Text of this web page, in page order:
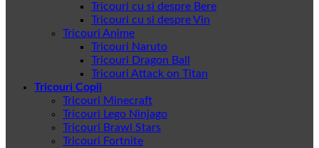
Tricouri cu si despre Bere
Tricouri cu si despre Vin
Tricouri Anime
Tricouri Naruto
Tricouri Dragon Ball
Tricouri Attack on Titan
Tricouri Copii
Tricouri Minecraft
Tricouri Lego Ninjago
Tricouri Brawl Stars
Tricouri Fortnite